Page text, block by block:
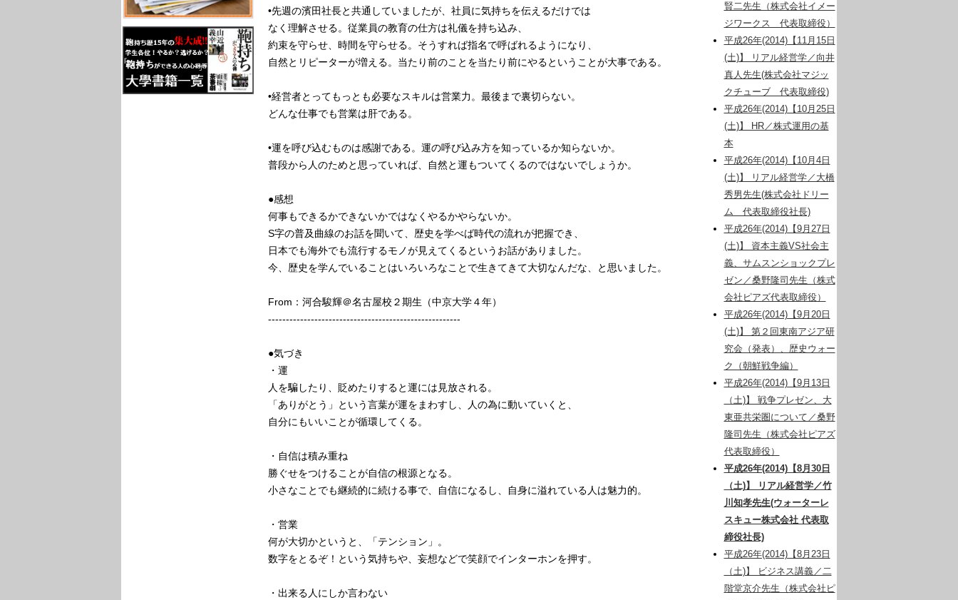
•先週の濱田社長と共通していましたが、社員に気持ちを伝えるだけでは
なく理解させる。従業員の教育の仕方は礼儀を持ち込み、
約束を守らせ、時間を守らせる。そうすれば指名で呼ばれるようになり、
自然とリピーターが増える。当たり前のことを当たり前にやるということが大事である。
•経営者とってもっとも必要なスキルは営業力。最後まで裏切らない。
どんな仕事でも営業は肝である。
•運を呼び込むものは感謝である。運の呼び込み方を知っているか知らないか。
普段から人のためと思っていれば、自然と運もついてくるのではないでしょうか。
●感想
何事もできるかできないかではなくやるかやらないか。
S字の普及曲線のお話を聞いて、歴史を学べば時代の流れが把握でき、
日本でも海外でも流行するモノが見えてくるというお話がありました。
今、歴史を学んでいることはいろいろなことで生きてきて大切なんだな、と思いました。
From：河合駿輝＠名古屋校２期生（中京大学４年）
------------------------------------------------------
●気づき
・運
人を騙したり、貶めたりすると運には見放される。
「ありがとう」という言葉が運をまわすし、人の為に動いていくと、
自分にもいいことが循環してくる。
・自信は積み重ね
勝ぐせをつけることが自信の根源となる。
小さなことでも継続的に続ける事で、自信になるし、自身に溢れている人は魅力的。
・営業
何が大切かというと、「テンション」。
数字をとるぞ！という気持ちや、妄想などで笑顔でインターホンを押す。
・出来る人にしか言わない
賢二先生（株式会社イメー
ジワークス 代表取締役）
平成26年(2014)【11月15日
(土)】 リアル経営学／向井
真人先生(株式会社マジッ
クチューブ 代表取締役)
平成26年(2014)【10月25日
(土)】 HR／株式運用の基
本
平成26年(2014)【10月4日
(土)】 リアル経営学／大橋
秀男先生(株式会社ドリー
ム 代表取締役社長)
平成26年(2014)【9月27日
(土)】 資本主義VS社会主
義、サムスンショックプレ
ゼン／桑野隆司先生（株式
会社ピアズ代表取締役）
平成26年(2014)【9月20日
(土)】 第２回東南アジア研
究会（発表）、歴史ウォー
ク（朝鮮戦争編）
平成26年(2014)【9月13日
（土)】 戦争プレゼン、大
東亜共栄圏について／桑野
隆司先生（株式会社ピアズ
代表取締役）
平成26年(2014)【8月30日
（土)】 リアル経営学／竹
川知孝先生(ウォーターレ
スキュー株式会社 代表取
締役社長)
平成26年(2014)【8月23日
（土)】 ビジネス講義／二
階堂京介先生（株式会社ピ